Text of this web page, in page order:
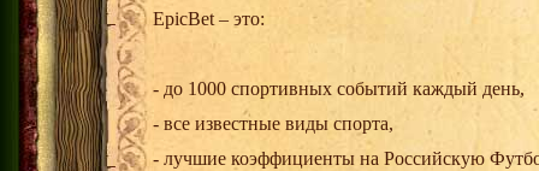
EpicBet – это:
- до 1000 спортивных событий каждый день,
- все известные виды спорта,
- лучшие коэффициенты на Российскую